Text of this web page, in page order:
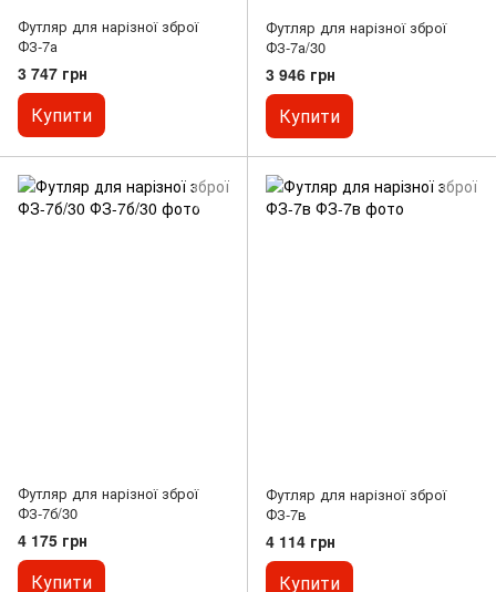
Футляр для нарізної зброї
ФЗ-7а
3 747 грн
Купити
Футляр для нарізної зброї
ФЗ-7а/30
3 946 грн
Купити
Футляр для нарізної зброї
ФЗ-7б/30
4 175 грн
Купити
Футляр для нарізної зброї
ФЗ-7в
4 114 грн
Купити